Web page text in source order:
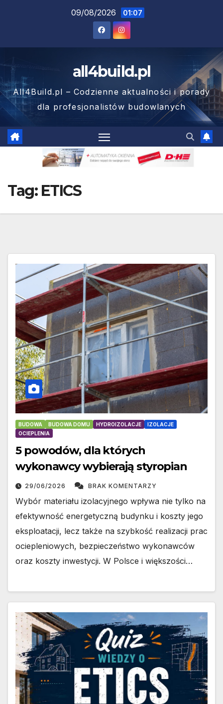
09/08/2026 01:07
all4build.pl
All4Build.pl – Codzienne aktualności i porady
dla profesjonalistów budowlanych
Tag: ETICS
BUDOWA BUDOWA DOMU HYDROIZOLACJE
IZOLACJE
OCIEPLENIA
5 powodów, dla których
wykonawcy wybierają styropian
29/06/2026 BRAK KOMENTARZY
Wybór materiału izolacyjnego wpływa nie tylko na
efektywność energetyczną budynku i koszty jego
eksploatacji, lecz także na szybkość realizacji prac
ociepleniowych, bezpieczeństwo wykonawców
oraz koszty inwestycji. W Polsce i większości…